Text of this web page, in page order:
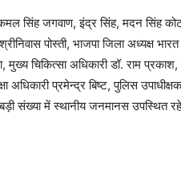
सिंह जगवाण, इंद्र सिंह, मदन सिंह
पोस्ती, भाजपा जिला अध्यक्ष
मुख्य चिकित्सा अधिकारी डॉ. राम
अधिकारी प्रमेन्द्र बिष्ट, पुलिस
संख्या में स्थानीय जनमानस उपस्थित